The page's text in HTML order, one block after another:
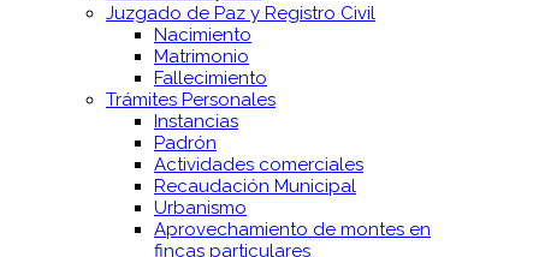
Juzgado de Paz y Registro Civil
Nacimiento
Matrimonio
Fallecimiento
Trámites Personales
Instancias
Padrón
Actividades comerciales
Recaudación Municipal
Urbanismo
Aprovechamiento de montes en
fincas particulares